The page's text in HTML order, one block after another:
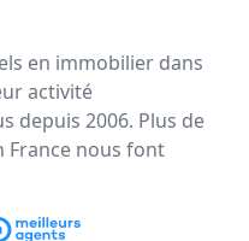
en immobilier dans
activité
depuis 2006. Plus de
France nous font